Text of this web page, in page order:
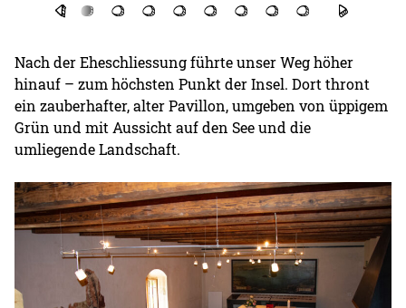
Nach der Eheschliessung führte unser Weg höher
hinauf – zum höchsten Punkt der Insel. Dort thront
ein zauberhafter, alter Pavillon, umgeben von üppigem
Grün und mit Aussicht auf den See und die
umliegende Landschaft.